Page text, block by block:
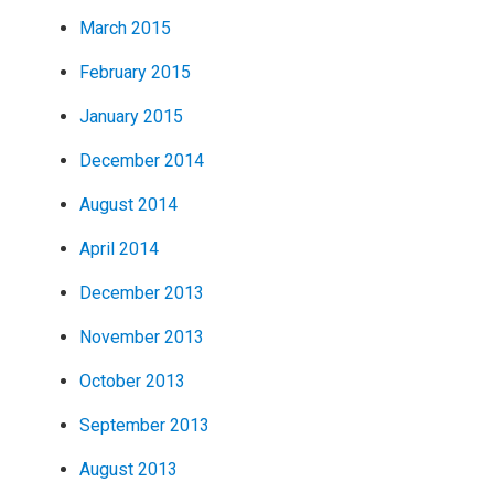
March 2015
February 2015
January 2015
December 2014
August 2014
April 2014
December 2013
November 2013
October 2013
September 2013
August 2013